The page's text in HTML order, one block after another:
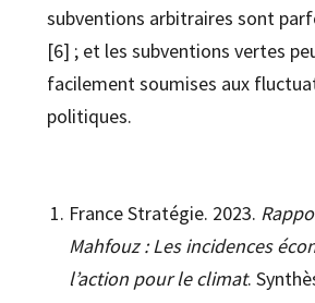
subventions arbitraires sont
[6] ; et les subventions vertes
facilement soumises aux
politiques.
France Stratégie. 2023.
Mahfouz : Les incidences
l’action pour le climat.